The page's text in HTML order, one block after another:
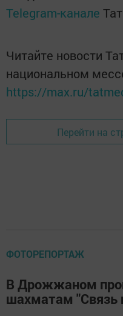
Telegram-канале
Читайте новости
национальном
https://max.ru/
Перейти на
ФОТОРЕПОРТАЖ
В Дрожжаном
шахматам "Связь